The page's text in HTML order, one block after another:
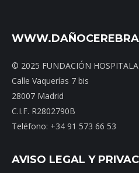
© 2025 FUNDACIÓN
Calle Vaquerías 7 bis
28007 Madrid
C.I.F. R2802790B
Teléfono: +34 91 573 66 53
AVISO LEGAL Y